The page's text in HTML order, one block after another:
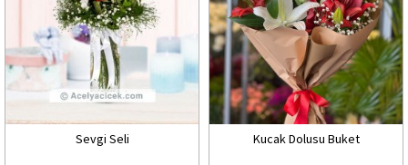
Sevgi Seli Kucak Dolusu Buket